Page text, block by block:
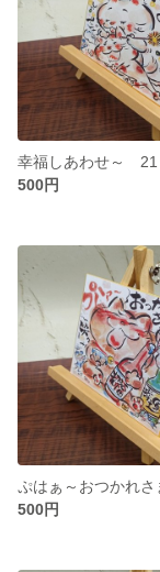
500円
500円